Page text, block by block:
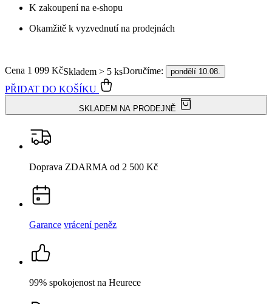
K zakoupení na e-shopu
Okamžitě k vyzvednutí na prodejnách
Skladem > 5 ksDoručíme: pondělí 10.08.
Cena 1 099 Kč
PŘIDAT DO KOŠÍKU
SKLADEM NA PRODEJNĚ
Doprava ZDARMA od 2 500 Kč
Garance vrácení peněz
99% spokojenost na Heurece